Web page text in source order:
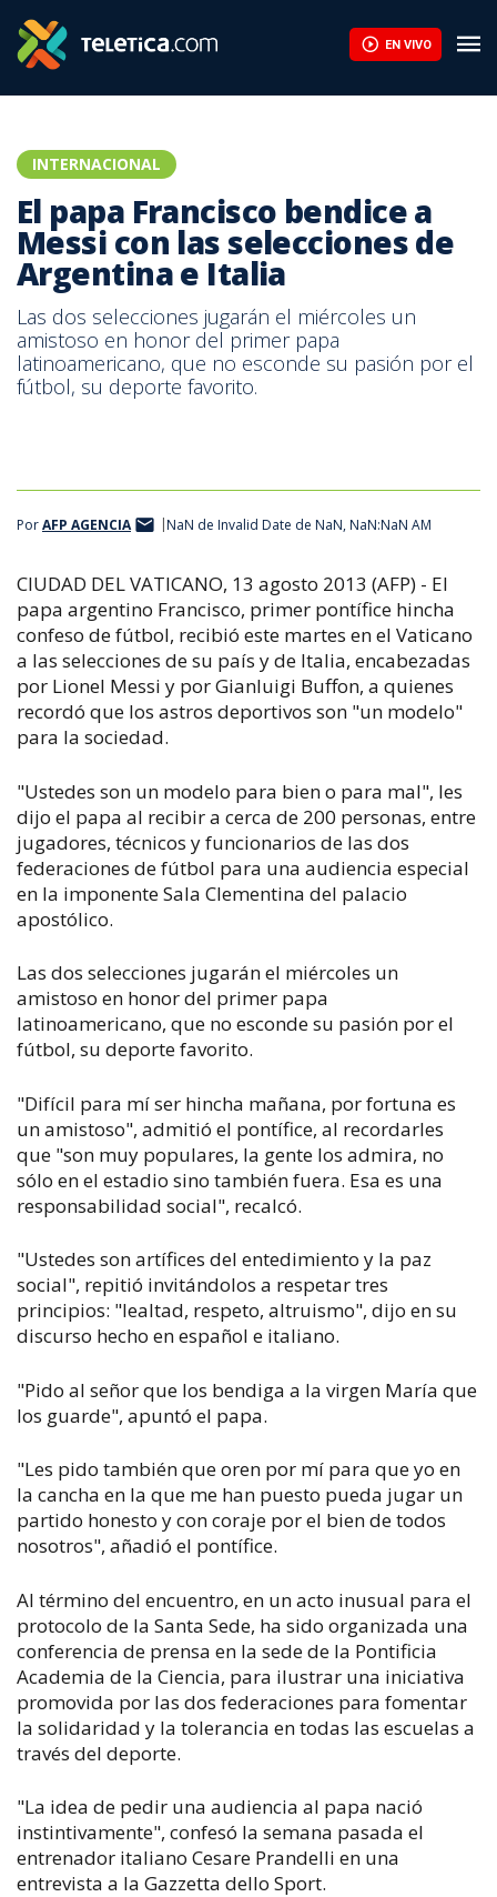
EN VIVO
INTERNACIONAL
El papa Francisco bendice a
Messi con las selecciones de
Argentina e Italia
Las dos selecciones jugarán el miércoles un
amistoso en honor del primer papa
latinoamericano, que no esconde su pasión por el
fútbol, su deporte favorito.
PorAFP AGENCIA NaN de Invalid Date de NaN, NaN:NaN AM
CIUDAD DEL VATICANO, 13 agosto 2013 (AFP) - El
papa argentino Francisco, primer pontífice hincha
confeso de fútbol, recibió este martes en el Vaticano
a las selecciones de su país y de Italia, encabezadas
por Lionel Messi y por Gianluigi Buffon, a quienes
recordó que los astros deportivos son "un modelo"
para la sociedad.
"Ustedes son un modelo para bien o para mal", les
dijo el papa al recibir a cerca de 200 personas, entre
jugadores, técnicos y funcionarios de las dos
federaciones de fútbol para una audiencia especial
en la imponente Sala Clementina del palacio
apostólico.
Las dos selecciones jugarán el miércoles un
amistoso en honor del primer papa
latinoamericano, que no esconde su pasión por el
fútbol, su deporte favorito.
"Difícil para mí ser hincha mañana, por fortuna es
un amistoso", admitió el pontífice, al recordarles
que "son muy populares, la gente los admira, no
sólo en el estadio sino también fuera. Esa es una
responsabilidad social", recalcó.
"Ustedes son artífices del entedimiento y la paz
social", repitió invitándolos a respetar tres
principios: "lealtad, respeto, altruismo", dijo en su
discurso hecho en español e italiano.
"Pido al señor que los bendiga a la virgen María que
los guarde", apuntó el papa.
"Les pido también que oren por mí para que yo en
la cancha en la que me han puesto pueda jugar un
partido honesto y con coraje por el bien de todos
nosotros", añadió el pontífice.
Al término del encuentro, en un acto inusual para el
protocolo de la Santa Sede, ha sido organizada una
conferencia de prensa en la sede de la Pontificia
Academia de la Ciencia, para ilustrar una iniciativa
promovida por las dos federaciones para fomentar
la solidaridad y la tolerancia en todas las escuelas a
través del deporte.
"La idea de pedir una audiencia al papa nació
instintivamente", confesó la semana pasada el
entrenador italiano Cesare Prandelli en una
entrevista a la Gazzetta dello Sport.